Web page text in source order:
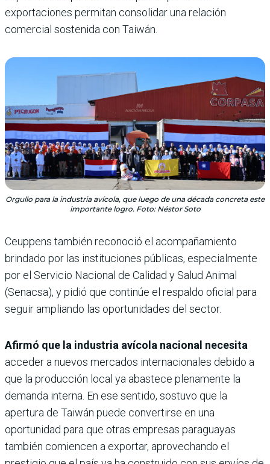
exportaciones permitan consolidar una relación
comercial sostenida con Taiwán.
Orgullo para la industria avícola, que luego de una década concreta este
importante logro. Foto: Néstor Soto
Ceuppens también reconoció el acompañamiento
brindado por las instituciones públicas, especialmente
por el Servicio Nacional de Calidad y Salud Animal
(Senacsa), y pidió que continúe el respaldo oficial para
seguir ampliando las oportunidades del sector.
Afirmó que la industria avícola nacional necesita
acceder a nuevos mercados internacionales debido a
que la producción local ya abastece plenamente la
demanda interna. En ese sentido, sostuvo que la
apertura de Taiwán puede convertirse en una
oportunidad para que otras empresas paraguayas
también comiencen a exportar, aprovechando el